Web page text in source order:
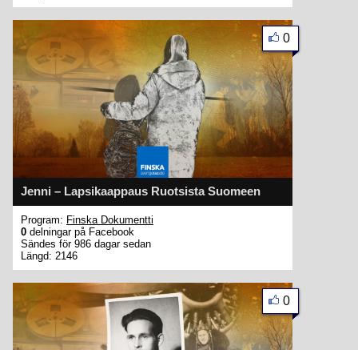
Jenni – Lapsikaappaus Ruotsista Suomeen
0
Program: Finska Dokumentti
0 delningar på Facebook
Sändes för 986 dagar sedan
Längd: 2146
0